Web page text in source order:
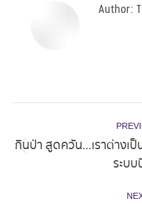
Author:
navigation
กินป่า สูดควัน…เราต่างเ
ระบบ